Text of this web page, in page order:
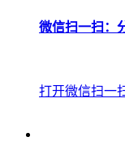
微信扫一扫：
打开微信扫一